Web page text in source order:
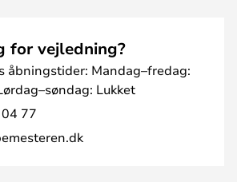
for vejledning?
åbningstider: Mandag–fredag:
Lukket
77